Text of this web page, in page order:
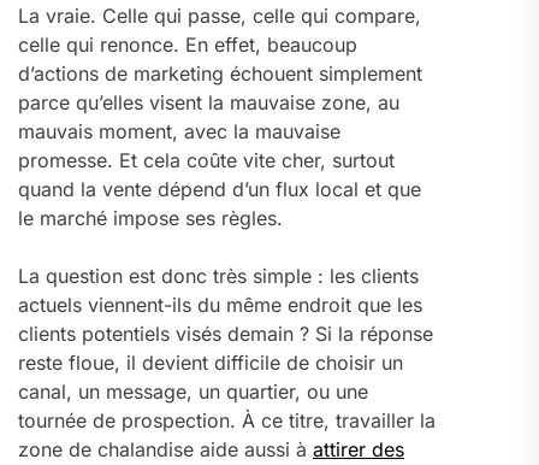
La vraie. Celle qui passe, celle qui compare,
celle qui renonce. En effet, beaucoup
d’actions de marketing échouent simplement
parce qu’elles visent la mauvaise zone, au
mauvais moment, avec la mauvaise
promesse. Et cela coûte vite cher, surtout
quand la vente dépend d’un flux local et que
le marché impose ses règles.
La question est donc très simple : les clients
actuels viennent-ils du même endroit que les
clients potentiels visés demain ? Si la réponse
reste floue, il devient difficile de choisir un
canal, un message, un quartier, ou une
tournée de prospection. À ce titre, travailler la
zone de chalandise aide aussi à attirer des